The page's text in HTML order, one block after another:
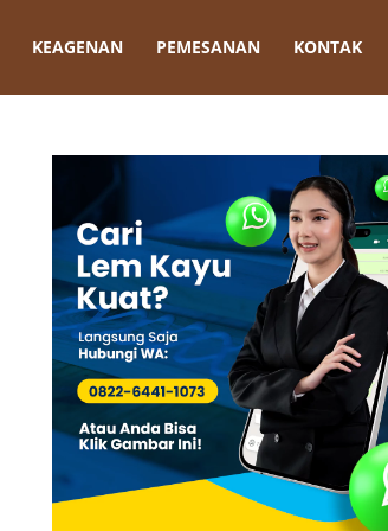
KEAGENAN PEMESANAN KONTAK